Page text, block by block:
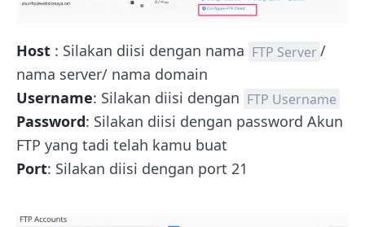
Host : Silakan diisi dengan nama FTP Server/
nama server/ nama domain
Username: Silakan diisi dengan FTP Username
Password: Silakan diisi dengan password Akun
FTP yang tadi telah kamu buat
Port: Silakan diisi dengan port 21